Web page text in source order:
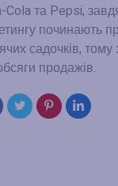
Cola та Pepsi,
починають
садочків,
продажів.